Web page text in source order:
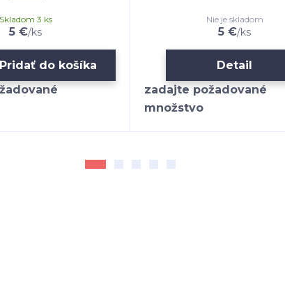
5 €/ks
Skladom 3 ks
Pridať do košíka
5 €/ks
Nie je skladom
Detail